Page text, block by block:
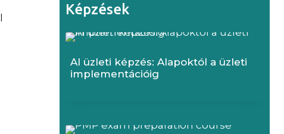
Képzések
AI üzleti képzés: Alapoktól a üzleti
implementációig